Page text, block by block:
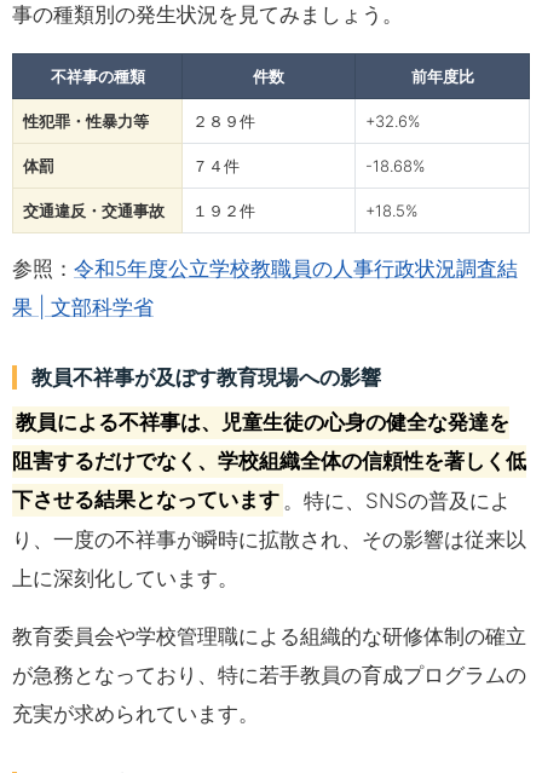
事の種類別の発生状況を見てみましょう。
不祥事の種類 件数 前年度比
性犯罪・性暴力等 ２８９件 +32.6%
体罰 ７４件 -18.68%
交通違反・交通事故 １９２件 +18.5%
参照： 令和5年度公立学校教職員の人事行政状況調査結
果 | 文部科学省
教員不祥事が及ぼす教育現場への影響
教員による不祥事は、児童生徒の心身の健全な発達を
阻害するだけでなく、学校組織全体の信頼性を著しく低
下させる結果となっています 。特に、SNSの普及によ
り、一度の不祥事が瞬時に拡散され、その影響は従来以
上に深刻化しています。
教育委員会や学校管理職による組織的な研修体制の確立
が急務となっており、特に若手教員の育成プログラムの
充実が求められています。